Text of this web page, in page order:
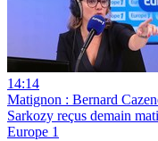
14:14
Matignon : Bernard
Sarkozy reçus demain
Europe 1